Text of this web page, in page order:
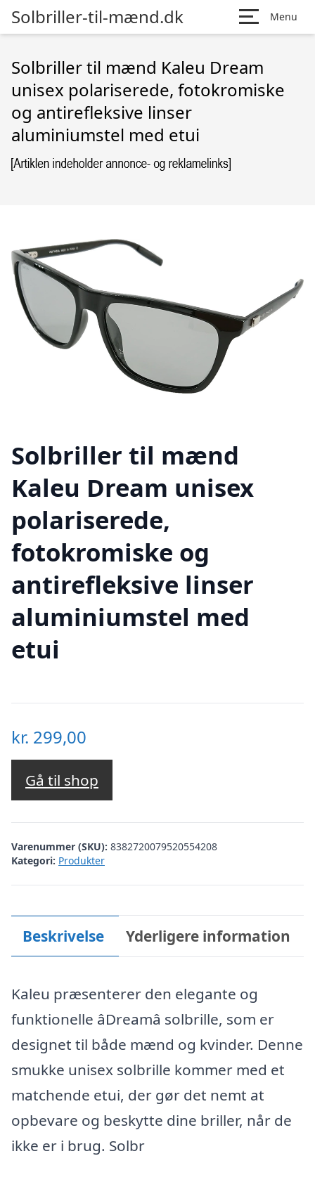
Solbriller-til-mænd.dk Menu
Solbriller til mænd Kaleu Dream
unisex polariserede, fotokromiske
og antirefleksive linser
aluminiumstel med etui
Solbriller til mænd
Kaleu Dream unisex
polariserede,
fotokromiske og
antirefleksive linser
aluminiumstel med
etui
kr. 299,00
Gå til shop
Varenummer (SKU): 8382720079520554208
Kategori: Produkter
Beskrivelse Yderligere information
Kaleu præsenterer den elegante og
funktionelle âDreamâ solbrille, som er
designet til både mænd og kvinder. Denne
smukke unisex solbrille kommer med et
matchende etui, der gør det nemt at
opbevare og beskytte dine briller, når de
ikke er i brug. Solbr